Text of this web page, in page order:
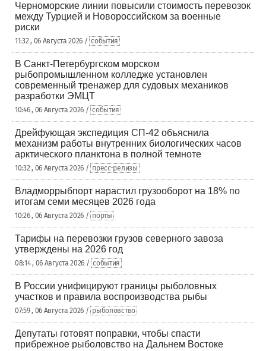
Черноморские линии повысили стоимость перевозок
между Турцией и Новороссийском за военные
риски
11:32 , 06 Августа 2026 / события
В Санкт-Петербургском морском
рыбопромышленном колледже установлен
современный тренажер для судовых механиков
разработки ЭМЦТ
10:46 , 06 Августа 2026 / события
Дрейфующая экспедиция СП-42 объяснила
механизм работы внутренних биологических часов
арктического планктона в полной темноте
10:32 , 06 Августа 2026 / пресс-релизы
Владморрыбпорт нарастил грузооборот на 18% по
итогам семи месяцев 2026 года
10:26 , 06 Августа 2026 / порты
Тарифы на перевозки грузов северного завоза
утверждены на 2026 год
08:14 , 06 Августа 2026 / события
В России унифицируют границы рыболовных
участков и правила воспроизводства рыбы
07:59 , 06 Августа 2026 / рыболовство
Депутаты готовят поправки, чтобы спасти
прибрежное рыболовство на Дальнем Востоке